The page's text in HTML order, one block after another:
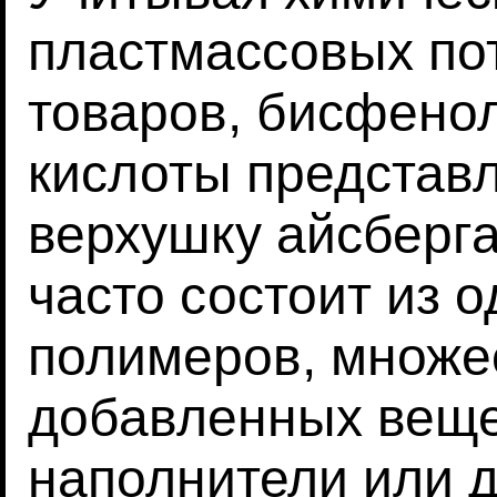
пластмассовых
товаров,
кислоты
верхушку
часто состоит из
полимеров,
добавленных
наполнители или